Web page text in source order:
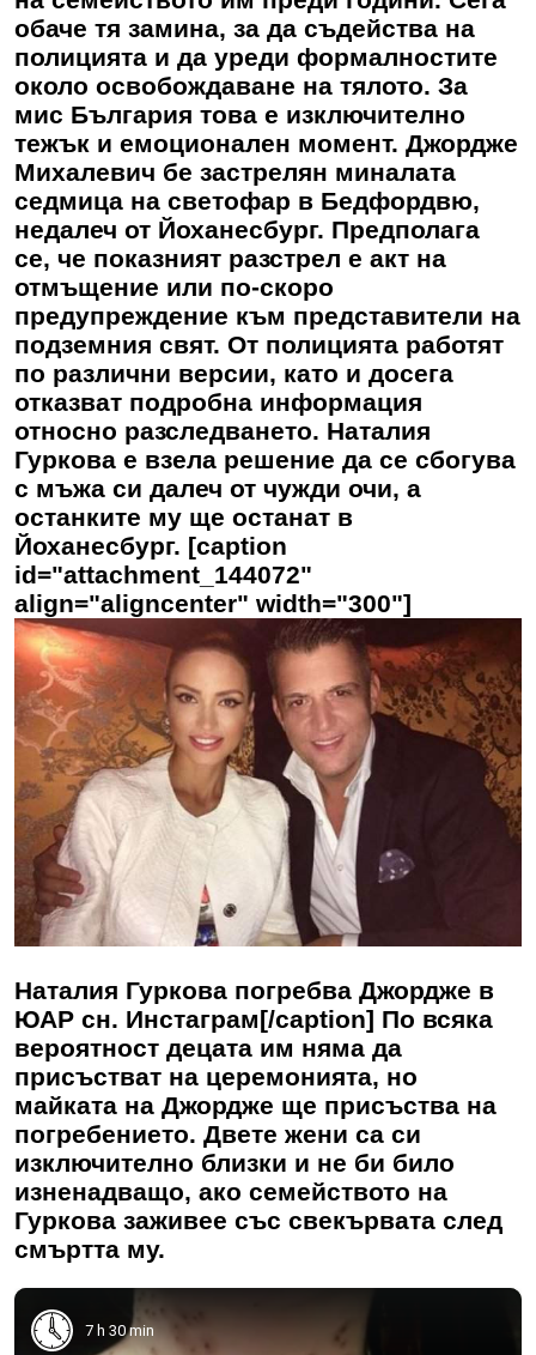
обаче тя замина, за да съдейства на
полицията и да уреди формалностите
около освобождаване на тялото. За
мис България това е изключително
тежък и емоционален момент. Джордже
Михалевич бе застрелян миналата
седмица на светофар в Бедфордвю,
недалеч от Йоханесбург. Предполага
се, че показният разстрел е акт на
отмъщение или по-скоро
предупреждение към представители на
подземния свят. От полицията работят
по различни версии, като и досега
отказват подробна информация
относно разследването. Наталия
Гуркова е взела решение да се сбогува
с мъжа си далеч от чужди очи, а
останките му ще останат в
Йоханесбург. [caption
id="attachment_144072"
align="aligncenter" width="300"]
Наталия Гуркова погребва Джордже в
ЮАР сн. Инстаграм[/caption] По всяка
вероятност децата им няма да
присъстват на церемонията, но
майката на Джордже ще присъства на
погребението. Двете жени са си
изключително близки и не би било
изненадващо, ако семейството на
Гуркова заживее със свекървата след
смъртта му.
7 h 30 min